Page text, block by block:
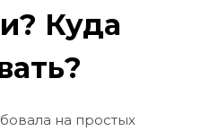
на простых
Куда